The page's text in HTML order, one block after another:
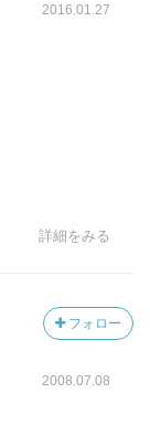
2016.01.27
詳細をみる
フォロー
2008.07.08